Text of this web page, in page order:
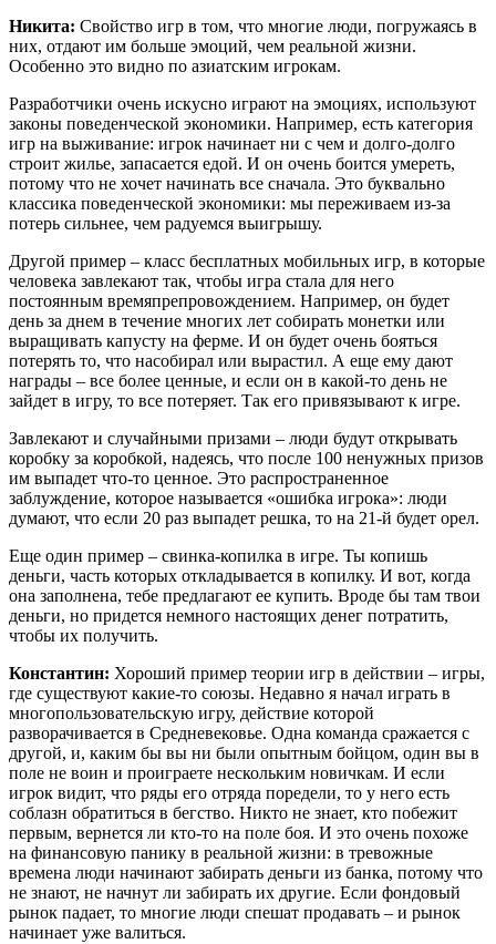
Никита: Свойство игр в том, что многие люди, погружаясь в
них, отдают им больше эмоций, чем реальной жизни.
Особенно это видно по азиатским игрокам.
Разработчики очень искусно играют на эмоциях, используют
законы поведенческой экономики. Например, есть категория
игр на выживание: игрок начинает ни с чем и долго-долго
строит жилье, запасается едой. И он очень боится умереть,
потому что не хочет начинать все сначала. Это буквально
классика поведенческой экономики: мы переживаем из-за
потерь сильнее, чем радуемся выигрышу.
Другой пример – класс бесплатных мобильных игр, в которые
человека завлекают так, чтобы игра стала для него
постоянным времяпрепровождением. Например, он будет
день за днем в течение многих лет собирать монетки или
выращивать капусту на ферме. И он будет очень бояться
потерять то, что насобирал или вырастил. А еще ему дают
награды – все более ценные, и если он в какой-то день не
зайдет в игру, то все потеряет. Так его привязывают к игре.
Завлекают и случайными призами – люди будут открывать
коробку за коробкой, надеясь, что после 100 ненужных призов
им выпадет что-то ценное. Это распространенное
заблуждение, которое называется «ошибка игрока»: люди
думают, что если 20 раз выпадет решка, то на 21-й будет орел.
Еще один пример – свинка-копилка в игре. Ты копишь
деньги, часть которых откладывается в копилку. И вот, когда
она заполнена, тебе предлагают ее купить. Вроде бы там твои
деньги, но придется немного настоящих денег потратить,
чтобы их получить.
Константин: Хороший пример теории игр в действии – игры,
где существуют какие-то союзы. Недавно я начал играть в
многопользовательскую игру, действие которой
разворачивается в Средневековье. Одна команда сражается с
другой, и, каким бы вы ни были опытным бойцом, один вы в
поле не воин и проиграете нескольким новичкам. И если
игрок видит, что ряды его отряда поредели, то у него есть
соблазн обратиться в бегство. Никто не знает, кто побежит
первым, вернется ли кто-то на поле боя. И это очень похоже
на финансовую панику в реальной жизни: в тревожные
времена люди начинают забирать деньги из банка, потому что
не знают, не начнут ли забирать их другие. Если фондовый
рынок падает, то многие люди спешат продавать – и рынок
начинает уже валиться.